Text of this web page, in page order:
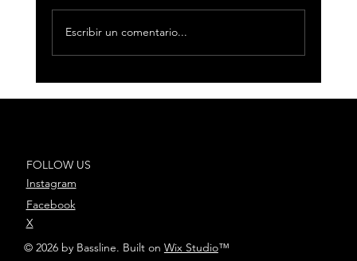
Escribir un comentario...
FOLLOW US
Instagram
Facebook
X
© 2026 by Bassline. Built on Wix Studio™